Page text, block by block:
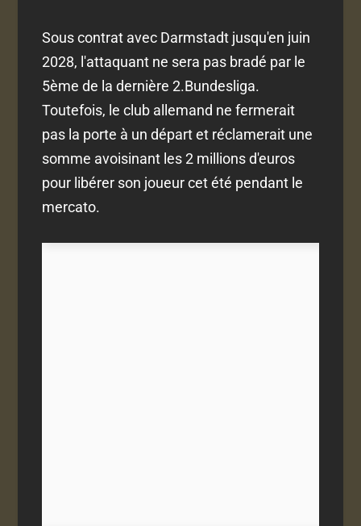
Sous contrat avec Darmstadt jusqu'en juin
2028, l'attaquant ne sera pas bradé par le
5ème de la dernière 2.Bundesliga.
Toutefois, le club allemand ne fermerait
pas la porte à un départ et réclamerait une
somme avoisinant les 2 millions d'euros
pour libérer son joueur cet été pendant le
mercato.